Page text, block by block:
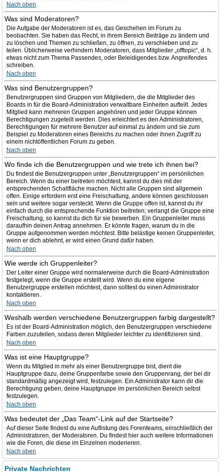
Nach oben
Was sind Moderatoren?
Die Aufgabe der Moderatoren ist es, das Geschehen im Forum zu
beobachten. Sie haben das Recht, in ihrem Bereich Beiträge zu ändern und
zu löschen und Themen zu schließen, zu öffnen, zu verschieben und zu
teilen. Üblicherweise verhindern Moderatoren, dass Mitglieder „offtopic“, d. h.
etwas nicht zum Thema Passendes, oder Beleidigendes bzw. Angreifendes
schreiben.
Nach oben
Was sind Benutzergruppen?
Benutzergruppen sind Gruppen von Mitgliedern, die die Mitglieder des
Boards in für die Board-Administration verwaltbare Einheiten aufteilt. Jedes
Mitglied kann mehreren Gruppen angehören und jeder Gruppe können
Berechtigungen zugeteilt werden. Dies erleichtert es den Administratoren,
Berechtigungen für mehrere Benutzer auf einmal zu ändern und sie zum
Beispiel zu Moderatoren eines Bereichs zu machen oder ihnen Zugriff zu
einem nichtöffentlichen Forum zu geben.
Nach oben
Wo finde ich die Benutzergruppen und wie trete ich ihnen bei?
Du findest die Benutzergruppen unter „Benutzergruppen“ im persönlichen
Bereich. Wenn du einer beitreten möchtest, kannst du dies mit der
entsprechenden Schaltfläche machen. Nicht alle Gruppen sind allgemein
offen. Einige erfordern erst eine Freischaltung, andere können geschlossen
sein und weitere sogar versteckt. Wenn die Gruppe offen ist, kannst du ihr
einfach durch die entsprechende Funktion beitreten; verlangt die Gruppe eine
Freischaltung, so kannst du dich für sie bewerben. Ein Gruppenleiter muss
daraufhin deinen Antrag annehmen. Er könnte fragen, warum du in die
Gruppe aufgenommen werden möchtest. Bitte belästige keinen Gruppenleiter,
wenn er dich ablehnt, er wird einen Grund dafür haben.
Nach oben
Wie werde ich Gruppenleiter?
Der Leiter einer Gruppe wird normalerweise durch die Board-Administration
festgelegt, wenn die Gruppe erstellt wird. Wenn du eine eigene
Benutzergruppe erstellen möchtest, dann solltest du einen Administrator
kontaktieren.
Nach oben
Weshalb werden verschiedene Benutzergruppen farbig dargestellt?
Es ist der Board-Administration möglich, den Benutzergruppen verschiedene
Farben zuzuteilen, sodass deren Mitglieder leichter zu identifizieren sind.
Nach oben
Was ist eine Hauptgruppe?
Wenn du Mitglied in mehr als einer Benutzergruppe bist, dient die
Hauptgruppe dazu, deine Gruppenfarbe sowie den Gruppenrang, der bei dir
standardmäßig angezeigt wird, festzulegen. Ein Administrator kann dir die
Berechtigung geben, deine Hauptgruppe im persönlichen Bereich selbst
festzulegen.
Nach oben
Was bedeutet der „Das Team“-Link auf der Startseite?
Auf dieser Seite findest du eine Auflistung des Forenteams, einschließlich der
Administratoren, der Moderatoren. Du findest hier auch weitere Informationen
wie die Foren, die diese im Einzelnen moderieren.
Nach oben
Private Nachrichten